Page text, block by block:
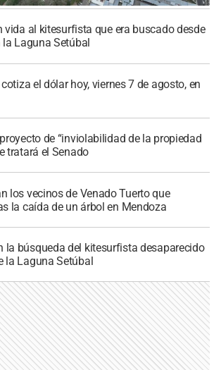
vida al kitesurfista que era buscado desde
la Laguna Setúbal
el dólar hoy, viernes 7 de agosto, en
de “inviolabilidad de la propiedad
tratará el Senado
los vecinos de Venado Tuerto que
la caída de un árbol en Mendoza
la búsqueda del kitesurfista desaparecido
la Laguna Setúbal